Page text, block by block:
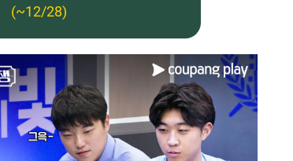
(~12/28)